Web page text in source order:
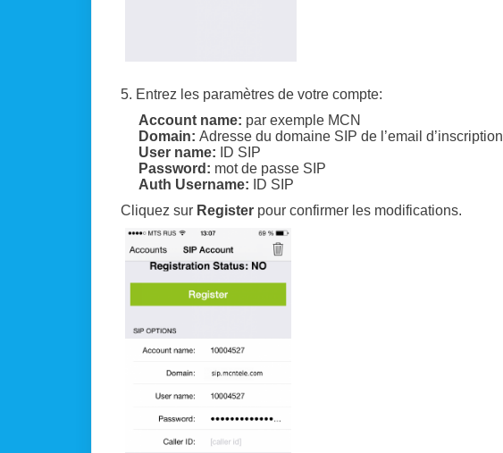
5. Entrez les paramètres de votre compte:
Account name: par exemple MCN
Domain: Adresse du domaine SIP de l’email d’inscription
User name:
ID SIP
Password: mot de passe SIP
Auth Username:
ID SIP
Cliquez sur Register pour confirmer les modifications.